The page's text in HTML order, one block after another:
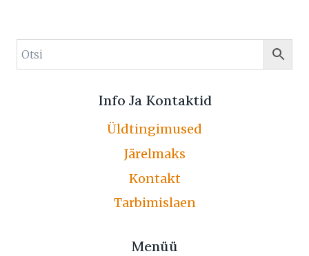
Info Ja Kontaktid
Üldtingimused
Järelmaks
Kontakt
Tarbimislaen
Menüü